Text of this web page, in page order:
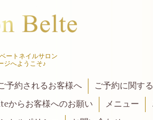
ートネイルサロン
ジへようこそ♪
予約されるお客様へ
ご予約に関す
からお客様へのお願い メニュー